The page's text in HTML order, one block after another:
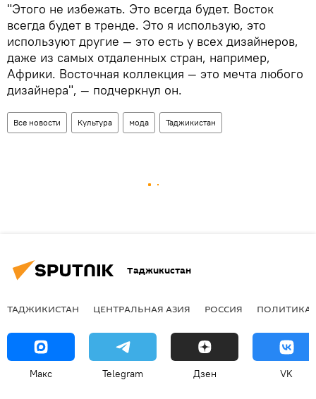
"Этого не избежать. Это всегда будет. Восток
всегда будет в тренде. Это я использую, это
используют другие — это есть у всех дизайнеров,
даже из самых отдаленных стран, например,
Африки. Восточная коллекция — это мечта любого
дизайнера", — подчеркнул он.
Все новости Культура мода Таджикистан
Таджикистан
ТАДЖИКИСТАН ЦЕНТРАЛЬНАЯ АЗИЯ РОССИЯ ПОЛИТИКА
Макс Telegram Дзен VK